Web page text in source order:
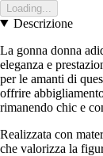
Loading...
Descrizione
La gonna donna
eleganza e
per le amanti di
offrire
rimanendo chic e
Realizzata con
che valorizza la